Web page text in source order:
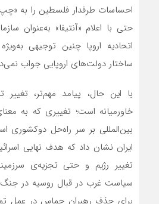
احساسات طرفدار فلسطین را به
حتی با اعلام «آنتیفا» به‌عنوان
اتحادیه اروپا چنین توجیهی
ساختار دولت‌های اروپایی جواب
با این حال، پیامد مهم‌تر،
خاورمیانه است؛ تغییری که به
ایران نشان داد که هدف نهایی
تغییر رژیم و حتی تجزیه‌ی
سیاست غرب در قبال روسیه در جنگ
برای حذف رهبران حماس در عمل